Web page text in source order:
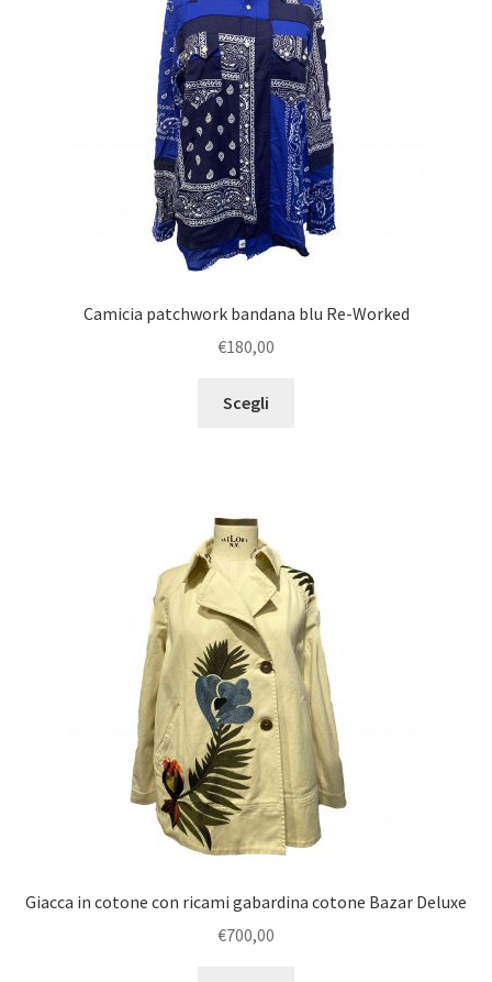
Camicia patchwork bandana blu Re-Worked
€180,00
Scegli
Giacca in cotone con ricami gabardina cotone Bazar Deluxe
€700,00